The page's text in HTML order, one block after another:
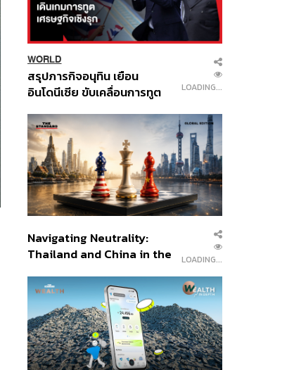
WORLD
สรุปภารกิจอนุทิน เยือน
อินโดนีเซีย ขับเคลื่อนการทูต
ส่วนยุทธศาสตร์ไทย –
อินโดนีเซีย
LOADING...
Navigating Neutrality:
Thailand and China in the
Order
LOADING...